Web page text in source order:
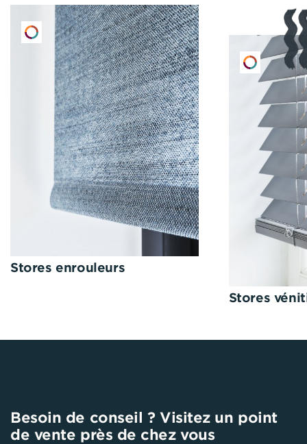
Stores enrouleurs
Stores
Besoin de conseil ? Visitez un point
de vente près de chez vous